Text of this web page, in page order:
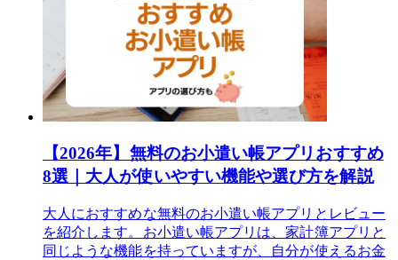
【2026年】無料のお小遣い帳アプリおすすめ
8選｜大人が使いやすい機能や選び方を解説
大人におすすめな無料のお小遣い帳アプリとレビュー
を紹介します。お小遣い帳アプリは、家計簿アプリと
同じような機能を持っていますが、自分が使えるお金